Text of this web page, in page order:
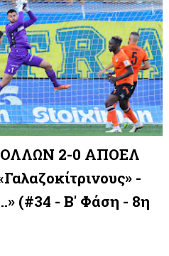
2-0 ΑΠΟΕΛ
-
(#34 - Β' Φάση - 8η